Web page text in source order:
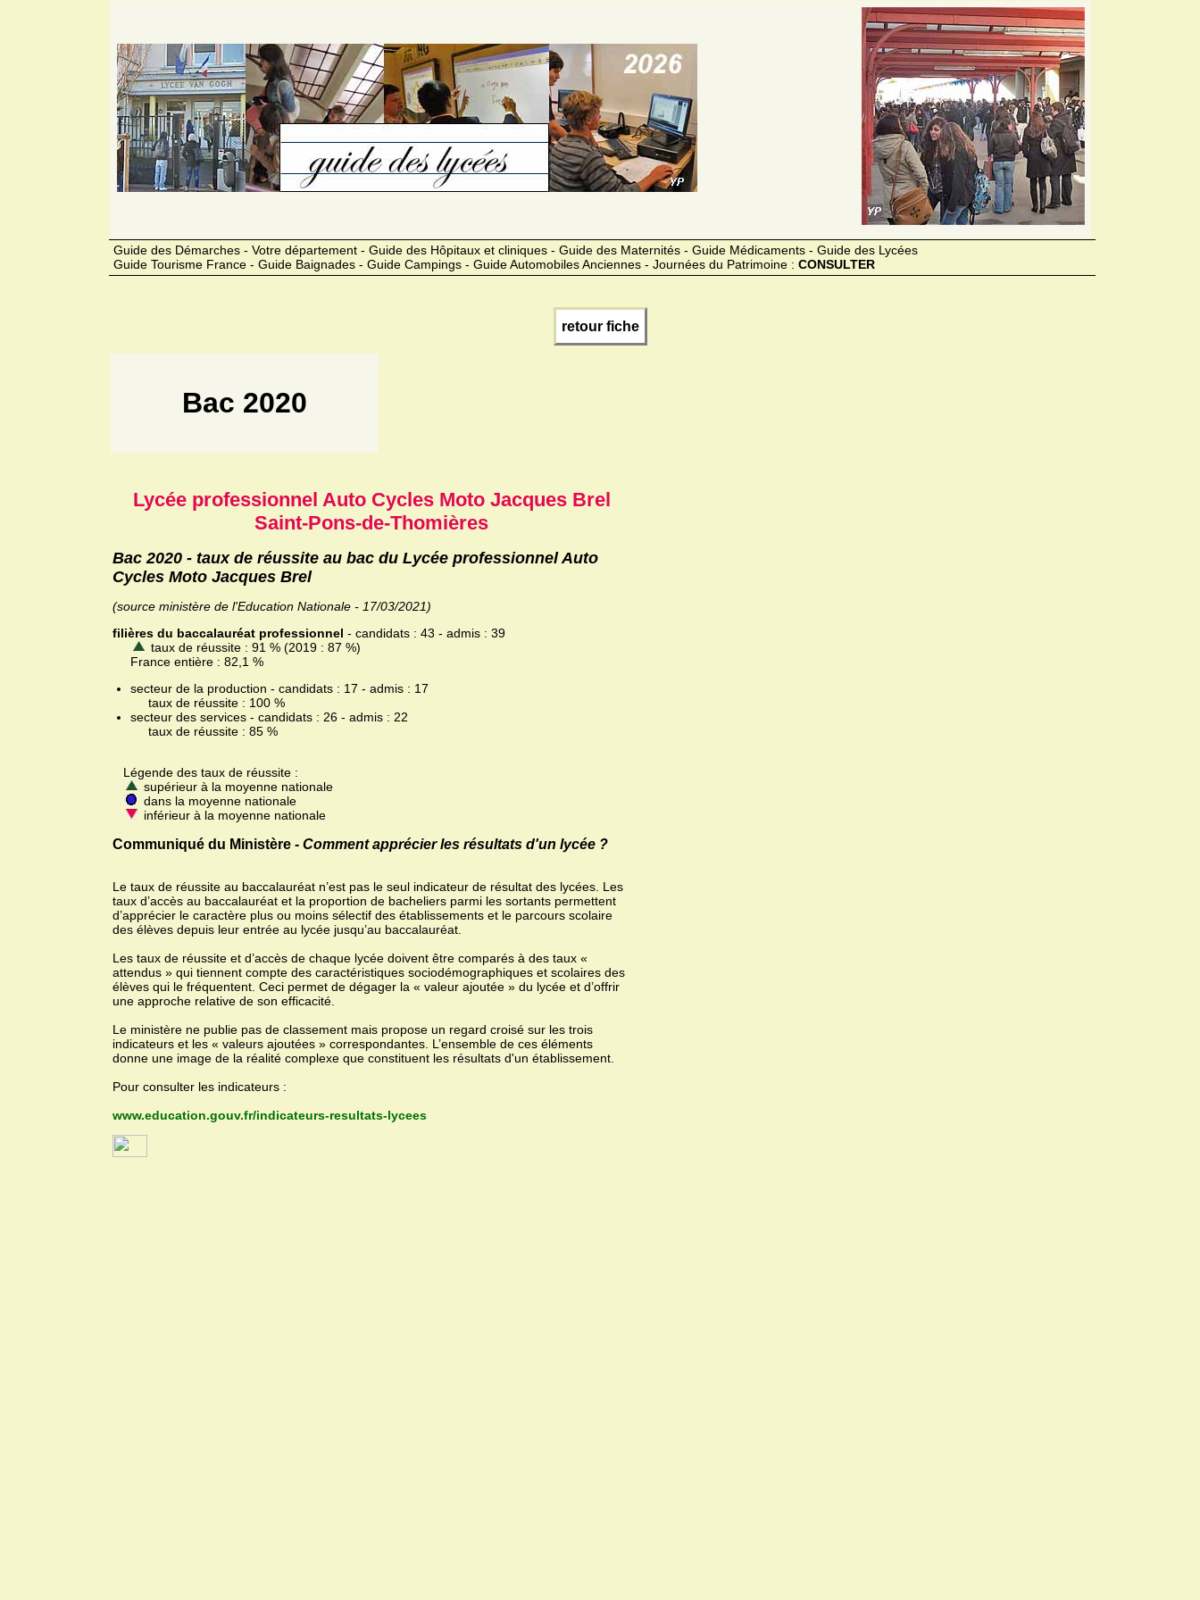
Guide des Démarches - Votre département - Guide des Hôpitaux et cliniques - Guide des Maternités - Guide Médicaments - Guide des Lycées
Guide Tourisme France - Guide Baignades - Guide Campings - Guide Automobiles Anciennes - Journées du Patrimoine : CONSULTER
retour fiche
Bac 2020
Lycée professionnel Auto Cycles Moto Jacques Brel
Saint-Pons-de-Thomières
Bac 2020 - taux de réussite au bac du Lycée professionnel Auto
Cycles Moto Jacques Brel
(source ministère de l'Education Nationale - 17/03/2021)
filières du baccalauréat professionnel - candidats : 43 - admis : 39
taux de réussite : 91 % (2019 : 87 %)
France entière : 82,1 %
secteur de la production - candidats : 17 - admis : 17
taux de réussite : 100 %
secteur des services - candidats : 26 - admis : 22
taux de réussite : 85 %
Légende des taux de réussite :
supérieur à la moyenne nationale
dans la moyenne nationale
inférieur à la moyenne nationale
Communiqué du Ministère - Comment apprécier les résultats d'un lycée ?
Le taux de réussite au baccalauréat n’est pas le seul indicateur de résultat des lycées. Les
taux d’accès au baccalauréat et la proportion de bacheliers parmi les sortants permettent
d’apprécier le caractère plus ou moins sélectif des établissements et le parcours scolaire
des élèves depuis leur entrée au lycée jusqu’au baccalauréat.
Les taux de réussite et d’accès de chaque lycée doivent être comparés à des taux «
attendus » qui tiennent compte des caractéristiques sociodémographiques et scolaires des
élèves qui le fréquentent. Ceci permet de dégager la « valeur ajoutée » du lycée et d’offrir
une approche relative de son efficacité.
Le ministère ne publie pas de classement mais propose un regard croisé sur les trois
indicateurs et les « valeurs ajoutées » correspondantes. L’ensemble de ces éléments
donne une image de la réalité complexe que constituent les résultats d'un établissement.
Pour consulter les indicateurs :
www.education.gouv.fr/indicateurs-resultats-lycees